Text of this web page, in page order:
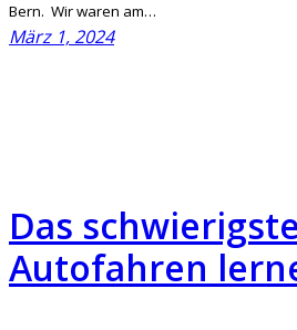
Bern. Wir waren am…
März 1, 2024
Das
Autofahren